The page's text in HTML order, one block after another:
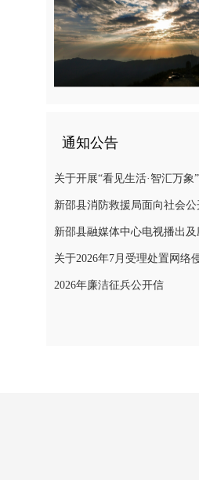
通知公告
2026年廉洁征兵公开信